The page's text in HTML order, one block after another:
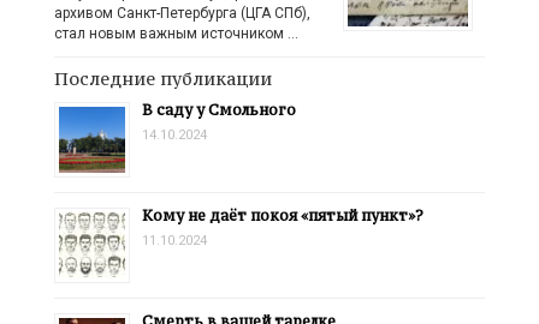
архивом Санкт-Петербурга (ЦГА СПб),
стал новым важным источником …
Последние публикации
В саду у Смольного
14.10.2024
Кому не даёт покоя «пятый пункт»?
11.10.2024